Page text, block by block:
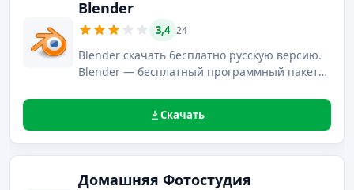
Blender
3,4 24
Blender скачать бесплатно русскую версию.
Blender — бесплатный программный пакет
потрясающих мультфильмов и не только.
Скачать
Домашняя Фотостудия